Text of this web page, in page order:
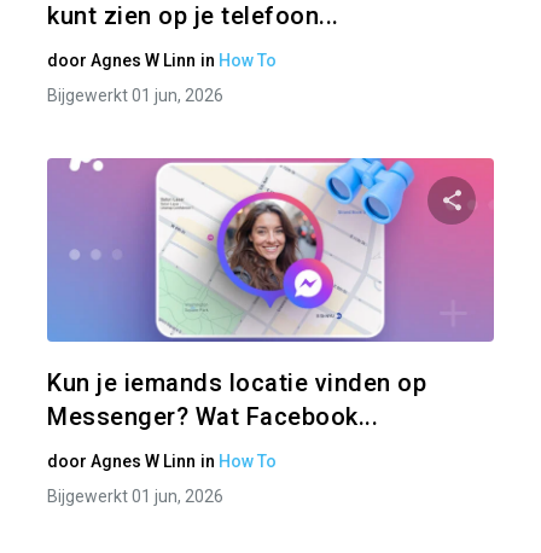
kunt zien op je telefoon...
door Agnes W Linn in How To
Bijgewerkt 01 jun, 2026
Kun je iemands locatie vinden op
Messenger? Wat Facebook...
door Agnes W Linn in How To
Bijgewerkt 01 jun, 2026